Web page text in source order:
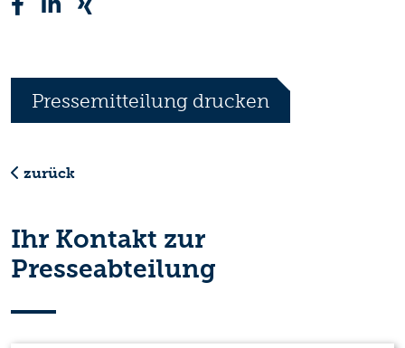
Pressemitteilung drucken
zurück
Ihr Kontakt zur
Presseabteilung